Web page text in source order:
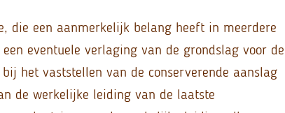
die een aanmerkelijk belang heeft in meerdere
eventuele verlaging van de grondslag voor de
het vaststellen van de conserverende aanslag
de werkelijke leiding van de laatste